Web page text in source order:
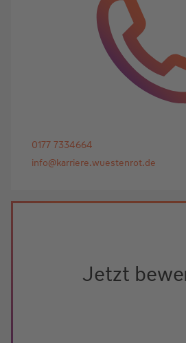
0177 7334664
info@karriere.wuestenrot.de
Jetzt